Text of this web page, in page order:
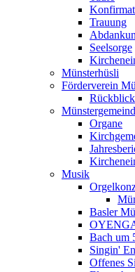
Trauung
Seelsorge
Münsterhüsli
Förderverein
Rückblick
Organe
Musik
Basler
Bach um
Singin'
Offenes